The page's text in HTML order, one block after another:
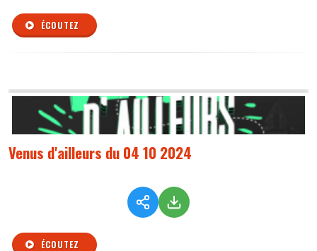
ÉCOUTEZ
Venus d'ailleurs du 04 10 2024
ÉCOUTEZ